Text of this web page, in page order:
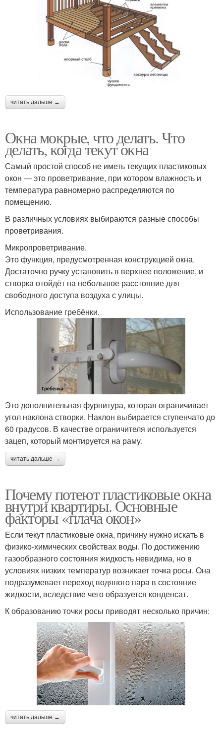
читать дальше →
Окна мокрые, что делать. Что
делать, когда текут окна
Самый простой способ не иметь текущих пластиковых
окон ― это проветривание, при котором влажность и
температура равномерно распределяются по
помещению.
В различных условиях выбираются разные способы
проветривания.
Микропроветривание.
Это функция, предусмотренная конструкцией окна.
Достаточно ручку установить в верхнее положение, и
створка отойдёт на небольшое расстояние для
свободного доступа воздуха с улицы.
Использование гребёнки.
Это дополнительная фурнитура, которая ограничивает
угол наклона створки. Наклон выбирается ступенчато до
60 градусов. В качестве ограничителя используется
зацеп, который монтируется на раму.
читать дальше →
Почему потеют пластиковые окна
внутри квартиры. Основные
факторы «плача окон»
Если текут пластиковые окна, причину нужно искать в
физико-химических свойствах воды. По достижению
газообразного состояния жидкость невидима, но в
условиях низких температур возникает точка росы. Она
подразумевает переход водяного пара в состояние
жидкости, вследствие чего образуется конденсат.
К образованию точки росы приводят несколько причин:
читать дальше →